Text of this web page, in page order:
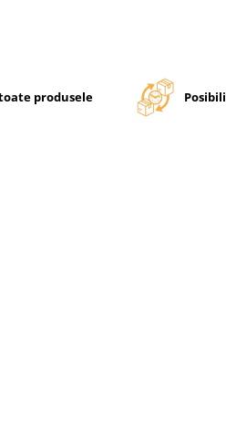
produsele